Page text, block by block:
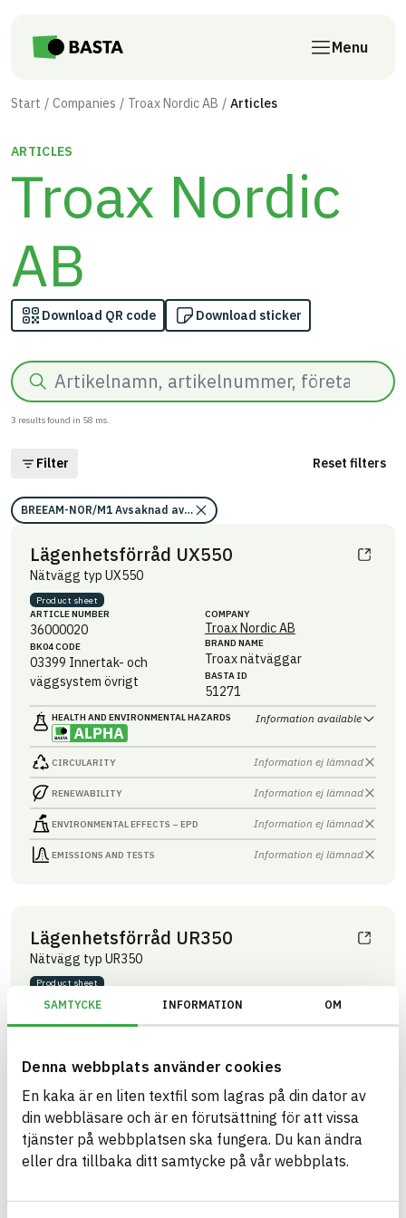
SAMTYCKE INFORMATION OM
Denna webbplats använder cookies
En kaka är en liten textfil som lagras på din dator av
din webbläsare och är en förutsättning för att vissa
tjänster på webbplatsen ska fungera. Du kan ändra
eller dra tillbaka ditt samtycke på vår webbplats.
Menu
Start Companies Troax Nordic AB Articles
ARTICLES
Troax Nordic
AB
Download QR code Download sticker
Search
3 results found in 58 ms.
Filter Reset filters
BREEAM-NOR/M1 Avsaknad av miljögifter (förutsättning)
Lägenhetsförråd UX550
Nätvägg typ UX550
Product sheet
ARTICLE NUMBER
36000020
BK04 CODE
03399 Innertak- och
väggsystem övrigt
COMPANY
Troax Nordic AB
BRAND NAME
Troax nätväggar
BASTA ID
51271
HEALTH AND ENVIRONMENTAL HAZARDS Information available
CIRCULARITY Information ej lämnad
RENEWABILITY Information ej lämnad
ENVIRONMENTAL EFFECTS – EPD Information ej lämnad
EMISSIONS AND TESTS Information ej lämnad
Lägenhetsförråd UR350
Nätvägg typ UR350
Product sheet
35000010
BK04 CODE
väggsystem övrigt
Troax Nordic AB
BRAND NAME
51268
HEALTH AND ENVIRONMENTAL HAZARDS Information available
CIRCULARITY Information ej lämnad
Information ej lämnad